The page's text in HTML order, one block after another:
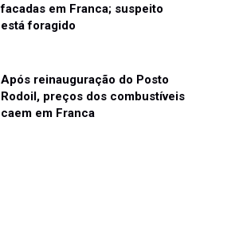
facadas em Franca; suspeito
está foragido
Após reinauguração do Posto
Rodoil, preços dos combustíveis
caem em Franca